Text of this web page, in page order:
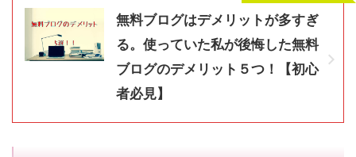
無料ブログはデメリットが多すぎ
る。使っていた私が後悔した無料
ブログのデメリット５つ！【初心
者必見】